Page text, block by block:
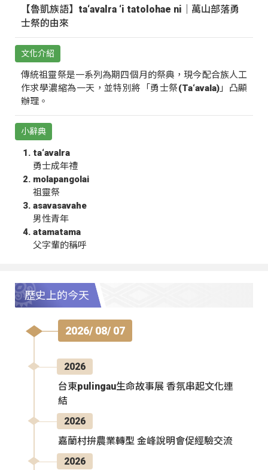
【魯凱族語】ta‘avalra ‘i tatolohae ni｜萬山部落勇
士祭的由來
文化介紹
傳統祖靈祭是一系列為期四個月的祭典，現今配合族人工
作求學濃縮為一天，並特別將「勇士祭(Ta‘avala)」凸顯
辦理。
小辭典
ta‘avalra
勇士成年禮
molapangolai
祖靈祭
asavasavahe
男性青年
atamatama
父字輩的稱呼
歷史上的今天
2026/ 08/ 07
2026
台東pulingau生命故事展 香氛串起文化連
結
2026
嘉蘭村拚農業轉型 金峰說明會促經驗交流
2026